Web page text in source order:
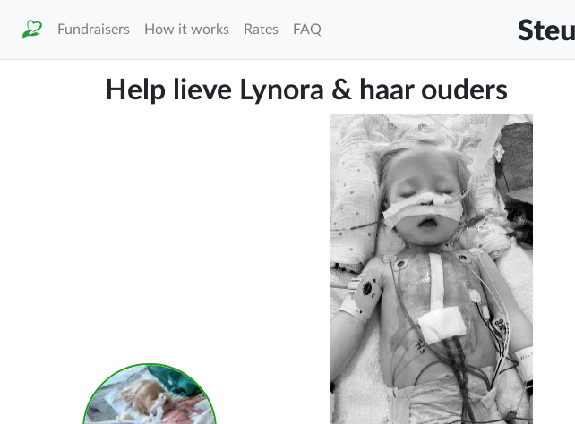
Fundraisers How it works Rates FAQ
Help lieve Lynora & haar ouders